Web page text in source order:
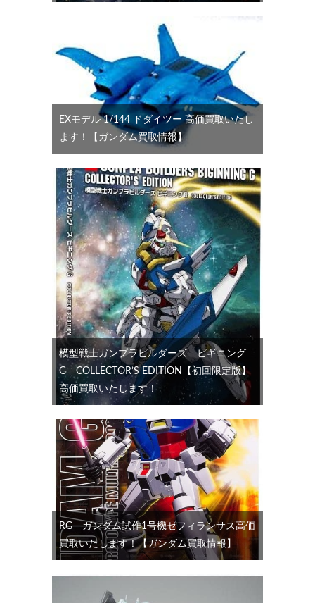
EXモデル 1/144 ドダイツー 高価買取いたし
ます！【ガンダム買取情報】
模型戦士ガンプラビルダーズ ビギニング
G COLLECTOR’S EDITION【初回限定版】
高価買取いたします！
RG ガンダム試作1号機ゼフィランサス高価
買取いたします！【ガンダム買取情報】